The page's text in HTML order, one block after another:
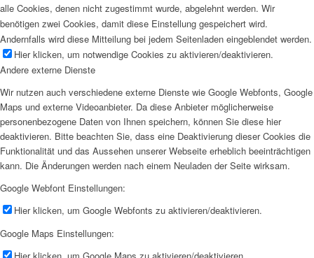
alle Cookies, denen nicht zugestimmt wurde, abgelehnt werden. Wir
benötigen zwei Cookies, damit diese Einstellung gespeichert wird.
Andernfalls wird diese Mitteilung bei jedem Seitenladen eingeblendet werden.
Hier klicken, um notwendige Cookies zu aktivieren/deaktivieren.
Andere externe Dienste
Wir nutzen auch verschiedene externe Dienste wie Google Webfonts, Google
Maps und externe Videoanbieter. Da diese Anbieter möglicherweise
personenbezogene Daten von Ihnen speichern, können Sie diese hier
deaktivieren. Bitte beachten Sie, dass eine Deaktivierung dieser Cookies die
Funktionalität und das Aussehen unserer Webseite erheblich beeinträchtigen
kann. Die Änderungen werden nach einem Neuladen der Seite wirksam.
Google Webfont Einstellungen:
Hier klicken, um Google Webfonts zu aktivieren/deaktivieren.
Google Maps Einstellungen: